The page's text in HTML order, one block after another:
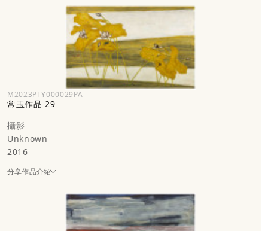
M2023PTY000029PA
常玉作品 29
攝影
Unknown
2016
分享作品介紹